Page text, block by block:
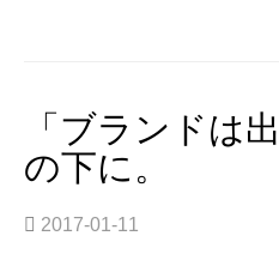
の
あ
「ブランドは
の下に。
2017-01-11